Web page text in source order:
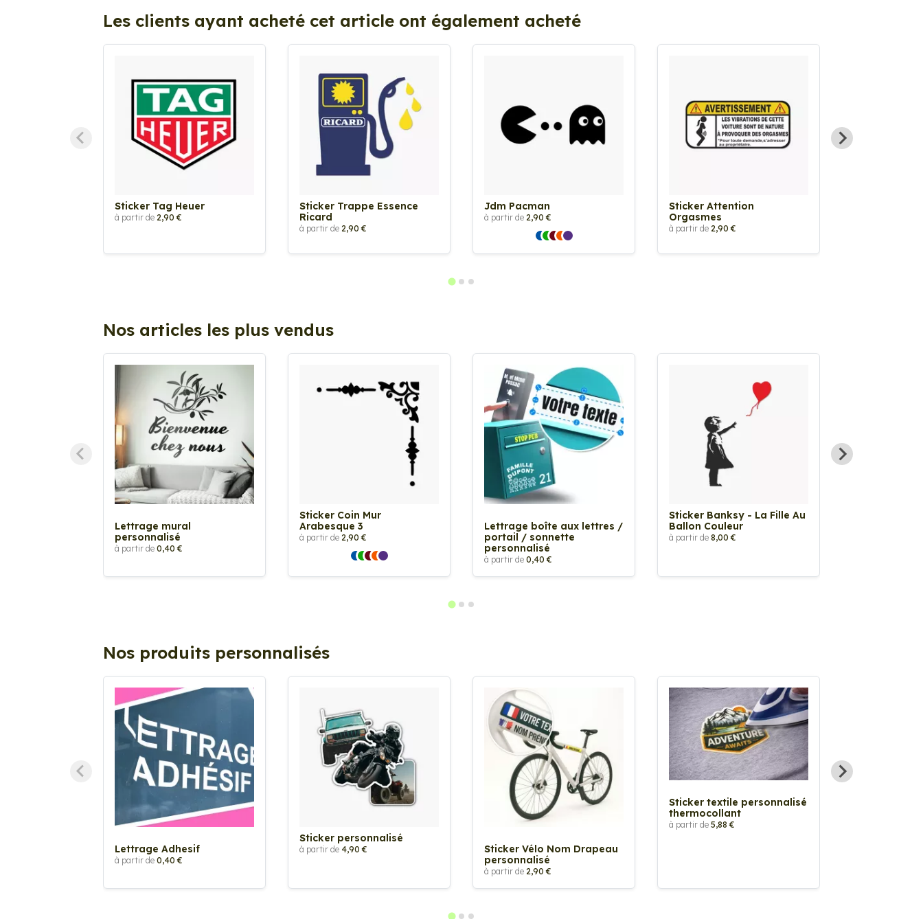
Les clients ayant acheté cet article ont également acheté
Sticker Tag Heuer
à partir de 2,90 €
Sticker Trappe Essence
Ricard
à partir de 2,90 €
Jdm Pacman
à partir de 2,90 €
Sticker Attention
Orgasmes
à partir de 2,90 €
Nos articles les plus vendus
Lettrage mural
personnalisé
à partir de 0,40 €
Sticker Coin Mur
Arabesque 3
à partir de 2,90 €
Lettrage boîte aux lettres /
portail / sonnette
personnalisé
à partir de 0,40 €
Sticker Banksy - La Fille Au
Ballon Couleur
à partir de 8,00 €
Nos produits personnalisés
Lettrage Adhesif
à partir de 0,40 €
Sticker personnalisé
à partir de 4,90 €
Sticker Vélo Nom Drapeau
personnalisé
à partir de 2,90 €
Sticker textile personnalisé
thermocollant
à partir de 5,88 €